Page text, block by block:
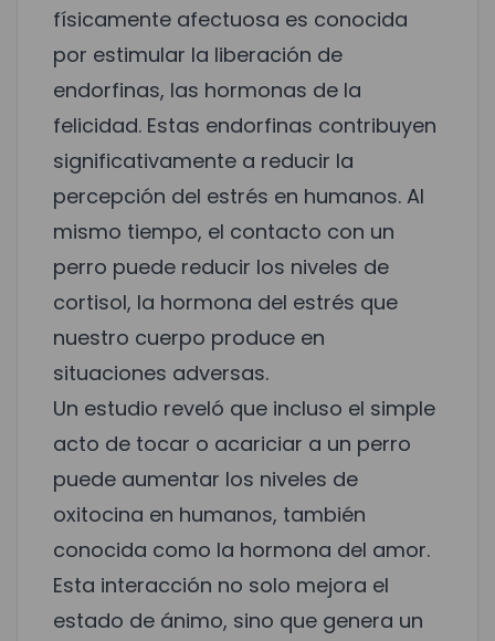
físicamente afectuosa es conocida
por estimular la liberación de
endorfinas, las hormonas de la
felicidad. Estas endorfinas contribuyen
significativamente a reducir la
percepción del estrés en humanos. Al
mismo tiempo, el contacto con un
perro puede reducir los niveles de
cortisol, la hormona del estrés que
nuestro cuerpo produce en
situaciones adversas.
Un estudio reveló que incluso el simple
acto de tocar o acariciar a un perro
puede aumentar los niveles de
oxitocina en humanos, también
conocida como la hormona del amor.
Esta interacción no solo mejora el
estado de ánimo, sino que genera un